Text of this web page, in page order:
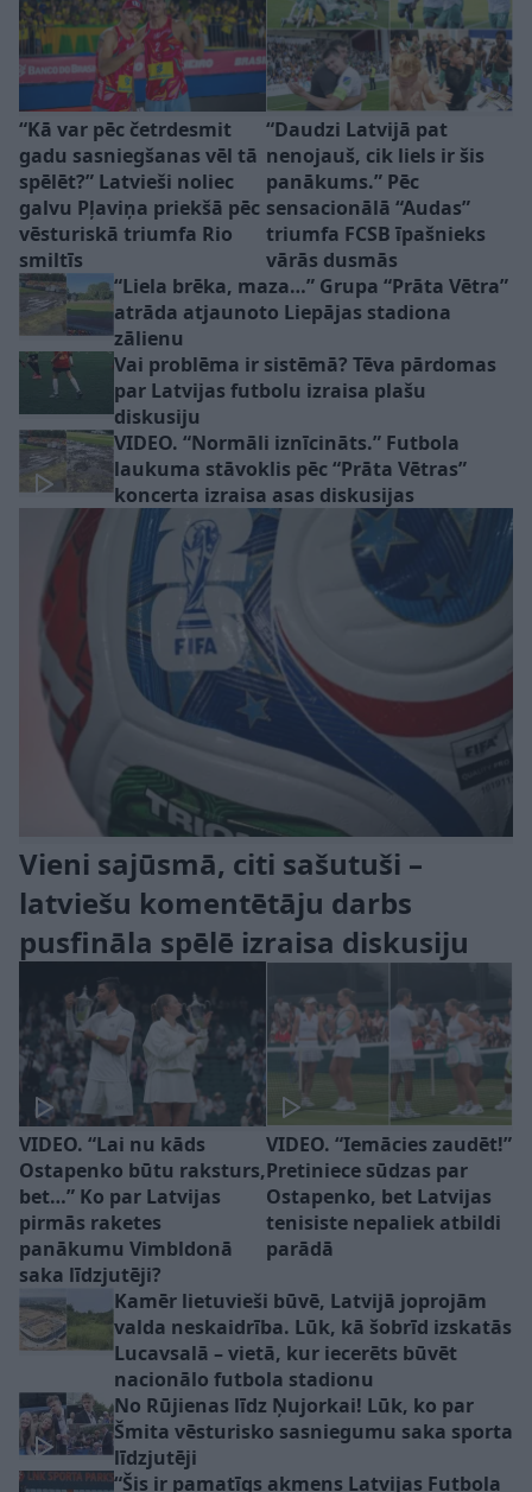
“Kā var pēc četrdesmit
gadu sasniegšanas vēl tā
spēlēt?” Latvieši noliec
galvu Pļaviņa priekšā pēc
vēsturiskā triumfa Rio
smiltīs
“Daudzi Latvijā pat
nenojauš, cik liels ir šis
panākums.” Pēc
sensacionālā “Audas”
triumfa FCSB īpašnieks
vārās dusmās
“Liela brēka, maza…” Grupa “Prāta Vētra”
atrāda atjaunoto Liepājas stadiona
zālienu
Vai problēma ir sistēmā? Tēva pārdomas
par Latvijas futbolu izraisa plašu
diskusiju
VIDEO. “Normāli iznīcināts.” Futbola
laukuma stāvoklis pēc “Prāta Vētras”
koncerta izraisa asas diskusijas
Vieni sajūsmā, citi sašutuši –
latviešu komentētāju darbs
pusfināla spēlē izraisa diskusiju
VIDEO. “Lai nu kāds
Ostapenko būtu raksturs,
bet…” Ko par Latvijas
pirmās raketes
panākumu Vimbldonā
saka līdzjutēji?
VIDEO. “Iemācies zaudēt!”
Pretiniece sūdzas par
Ostapenko, bet Latvijas
tenisiste nepaliek atbildi
parādā
Kamēr lietuvieši būvē, Latvijā joprojām
valda neskaidrība. Lūk, kā šobrīd izskatās
Lucavsalā – vietā, kur iecerēts būvēt
nacionālo futbola stadionu
No Rūjienas līdz Ņujorkai! Lūk, ko par
Šmita vēsturisko sasniegumu saka sporta
līdzjutēji
“Šis ir pamatīgs akmens Latvijas Futbola